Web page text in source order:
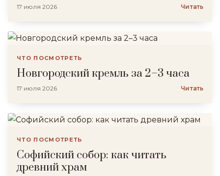
17 июля 2026 Читать
ЧТО ПОСМОТРЕТЬ
Новгородский кремль за 2–3 часа
17 июля 2026 Читать
ЧТО ПОСМОТРЕТЬ
Софийский собор: как читать
древний храм